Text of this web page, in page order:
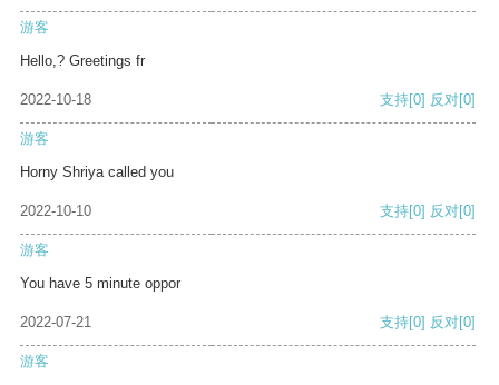
游客
Hello,? Greetings fr
2022-10-18 支持[0] 反对[0]
游客
Horny Shriya called you
2022-10-10 支持[0] 反对[0]
游客
You have 5 minute oppor
2022-07-21 支持[0] 反对[0]
游客